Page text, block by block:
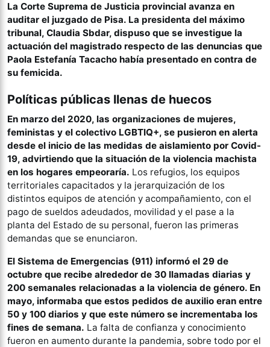
La Corte Suprema de Justicia provincial avanza en
auditar el juzgado de Pisa. La presidenta del máximo
tribunal, Claudia Sbdar, dispuso que se investigue la
actuación del magistrado respecto de las denuncias que
Paola Estefanía Tacacho había presentado en contra de
su femicida.
Políticas públicas llenas de huecos
En marzo del 2020, las organizaciones de mujeres,
feministas y el colectivo LGBTIQ+, se pusieron en alerta
desde el inicio de las medidas de aislamiento por Covid-
19, advirtiendo que la situación de la violencia machista
en los hogares empeoraría. Los refugios, los equipos
territoriales capacitados y la jerarquización de los
distintos equipos de atención y acompañamiento, con el
pago de sueldos adeudados, movilidad y el pase a la
planta del Estado de su personal, fueron las primeras
demandas que se enunciaron.
El Sistema de Emergencias (911) informó el 29 de
octubre que recibe alrededor de 30 llamadas diarias y
200 semanales relacionadas a la violencia de género. En
mayo, informaba que estos pedidos de auxilio eran entre
50 y 100 diarios y que este número se incrementaba los
fines de semana. La falta de confianza y conocimiento
fueron en aumento durante la pandemia, sobre todo por el